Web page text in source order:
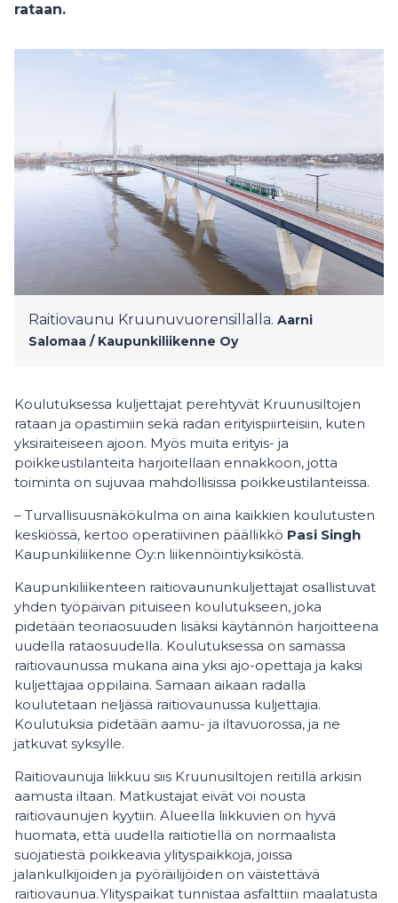
rataan.
Raitiovaunu Kruunuvuorensillalla. Aarni
Salomaa / Kaupunkiliikenne Oy
Koulutuksessa kuljettajat perehtyvät Kruunusiltojen
rataan ja opastimiin sekä radan erityispiirteisiin, kuten
yksiraiteiseen ajoon. Myös muita erityis- ja
poikkeustilanteita harjoitellaan ennakkoon, jotta
toiminta on sujuvaa mahdollisissa poikkeustilanteissa.
– Turvallisuusnäkökulma on aina kaikkien koulutusten
keskiössä, kertoo operatiivinen päällikkö Pasi Singh
Kaupunkiliikenne Oy:n liikennöintiyksiköstä.
Kaupunkiliikenteen raitiovaununkuljettajat osallistuvat
yhden työpäivän pituiseen koulutukseen, joka
pidetään teoriaosuuden lisäksi käytännön harjoitteena
uudella rataosuudella. Koulutuksessa on samassa
raitiovaunussa mukana aina yksi ajo-opettaja ja kaksi
kuljettajaa oppilaina. Samaan aikaan radalla
koulutetaan neljässä raitiovaunussa kuljettajia.
Koulutuksia pidetään aamu- ja iltavuorossa, ja ne
jatkuvat syksylle.
Raitiovaunuja liikkuu siis Kruunusiltojen reitillä arkisin
aamusta iltaan. Matkustajat eivät voi nousta
raitiovaunujen kyytiin. Alueella liikkuvien on hyvä
huomata, että uudella raitiotiellä on normaalista
suojatiestä poikkeavia ylityspaikkoja, joissa
jalankulkijoiden ja pyöräilijöiden on väistettävä
raitiovaunua. Ylityspaikat tunnistaa asfalttiin maalatusta